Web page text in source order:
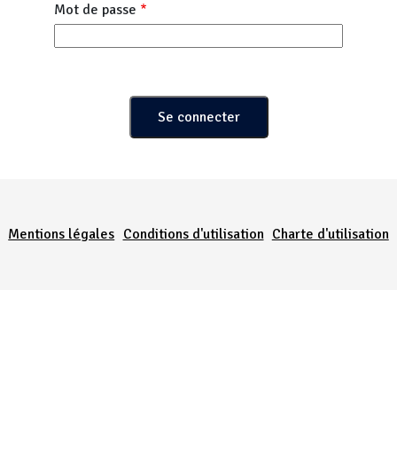
Mot de passe
Mentions légales Conditions d'utilisation Charte d'utilisation